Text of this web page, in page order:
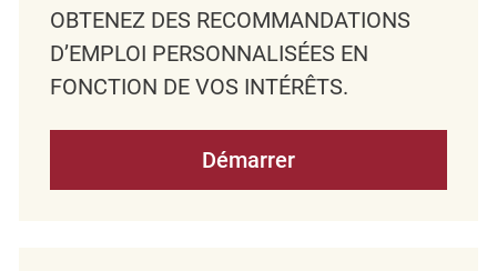
OBTENEZ DES RECOMMANDATIONS
D’EMPLOI PERSONNALISÉES EN
FONCTION DE VOS INTÉRÊTS.
Démarrer